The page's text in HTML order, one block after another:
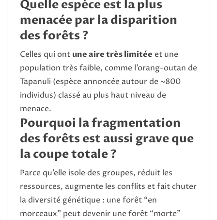
Quelle espèce est la plus
menacée par la disparition
des forêts ?
Celles qui ont une aire très limitée et une
population très faible, comme l’orang-outan de
Tapanuli (espèce annoncée autour de ~800
individus) classé au plus haut niveau de
menace.
Pourquoi la fragmentation
des forêts est aussi grave que
la coupe totale ?
Parce qu’elle isole des groupes, réduit les
ressources, augmente les conflits et fait chuter
la diversité génétique : une forêt “en
morceaux” peut devenir une forêt “morte”